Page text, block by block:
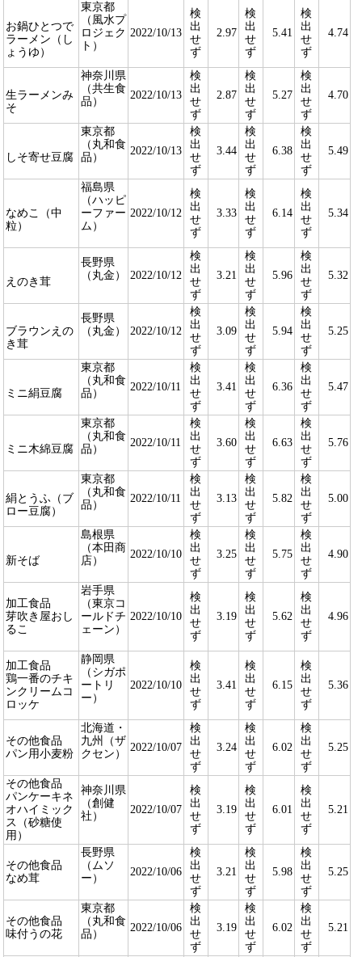
お鍋ひとつで
ラーメン（し
ょうゆ）
東京都
（風水プ
ロジェク
ト）
2022/10/13
検
出
せ
ず
2.97
検
出
せ
ず
5.41
検
出
せ
ず
4.74
生ラーメンみ
そ
神奈川県
（共生食
品）
2022/10/13
検
出
せ
ず
2.87
検
出
せ
ず
5.27
検
出
せ
ず
4.70
しそ寄せ豆腐
東京都
（丸和食
品）
2022/10/13
検
出
せ
ず
3.44
検
出
せ
ず
6.38
検
出
せ
ず
5.49
なめこ（中
粒）
福島県
（ハッピ
ーファー
ム）
2022/10/12
検
出
せ
ず
3.33
検
出
せ
ず
6.14
検
出
せ
ず
5.34
えのき茸
長野県
（丸金）
2022/10/12
検
出
せ
ず
3.21
検
出
せ
ず
5.96
検
出
せ
ず
5.32
ブラウンえの
き茸
長野県
（丸金）
2022/10/12
検
出
せ
ず
3.09
検
出
せ
ず
5.94
検
出
せ
ず
5.25
ミニ絹豆腐
東京都
（丸和食
品）
2022/10/11
検
出
せ
ず
3.41
検
出
せ
ず
6.36
検
出
せ
ず
5.47
ミニ木綿豆腐
東京都
（丸和食
品）
2022/10/11
検
出
せ
ず
3.60
検
出
せ
ず
6.63
検
出
せ
ず
5.76
絹とうふ（ブ
ロー豆腐）
東京都
（丸和食
品）
2022/10/11
検
出
せ
ず
3.13
検
出
せ
ず
5.82
検
出
せ
ず
5.00
新そば
島根県
（本田商
店）
2022/10/10
検
出
せ
ず
3.25
検
出
せ
ず
5.75
検
出
せ
ず
4.90
加工食品
芽吹き屋おし
るこ
岩手県
（東京コ
ールドチ
ェーン）
2022/10/10
検
出
せ
ず
3.19
検
出
せ
ず
5.62
検
出
せ
ず
4.96
加工食品
鶏一番のチキ
ンクリームコ
ロッケ
静岡県
（シガポ
ートリ
ー）
2022/10/10
検
出
せ
ず
3.41
検
出
せ
ず
6.15
検
出
せ
ず
5.36
その他食品
パン用小麦粉
北海道・
九州（ザ
クセン）
2022/10/07
検
出
せ
ず
3.24
検
出
せ
ず
6.02
検
出
せ
ず
5.25
その他食品
パンケーキネ
オハイミック
ス（砂糖使
用）
神奈川県
（創健
社）
2022/10/07
検
出
せ
ず
3.19
検
出
せ
ず
6.01
検
出
せ
ず
5.21
その他食品
なめ茸
長野県
（ムソ
ー）
2022/10/06
検
出
せ
ず
3.21
検
出
せ
ず
5.98
検
出
せ
ず
5.25
その他食品
味付うの花
東京都
（丸和食
品）
2022/10/06
検
出
せ
ず
3.19
検
出
せ
ず
6.02
検
出
せ
ず
5.21